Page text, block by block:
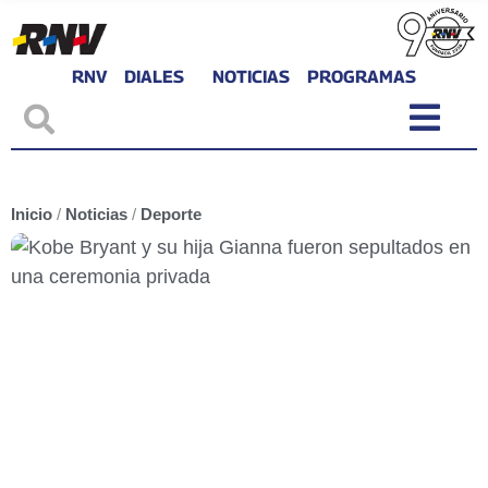
RNV DIALES NOTICIAS PROGRAMAS
Inicio / Noticias / Deporte